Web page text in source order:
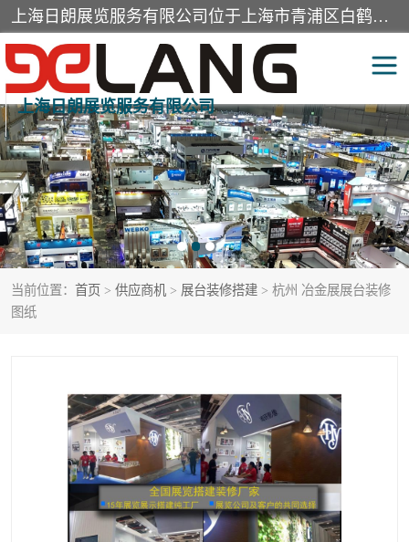
上海日朗展览服务有限公司位于上海市青浦区白鹤镇，营业范围有展览展示会务服务，室内装饰设计及施工，展示道具设计制作，舞台设计，图文设计，灯箱制作，园林绿化工程，广告装潢材料，建筑材料，办公用品，工艺礼品日用百货销售。
上海日朗展览服务有限公司
当前位置： 首页 > 供应商机 > 展台装修搭建 > 杭州 冶金展展台装修
图纸
展台装修搭建 活动会议执行
展厅装修 专柜制作
展会装修设计 展会搭建
活动策划 展会服务